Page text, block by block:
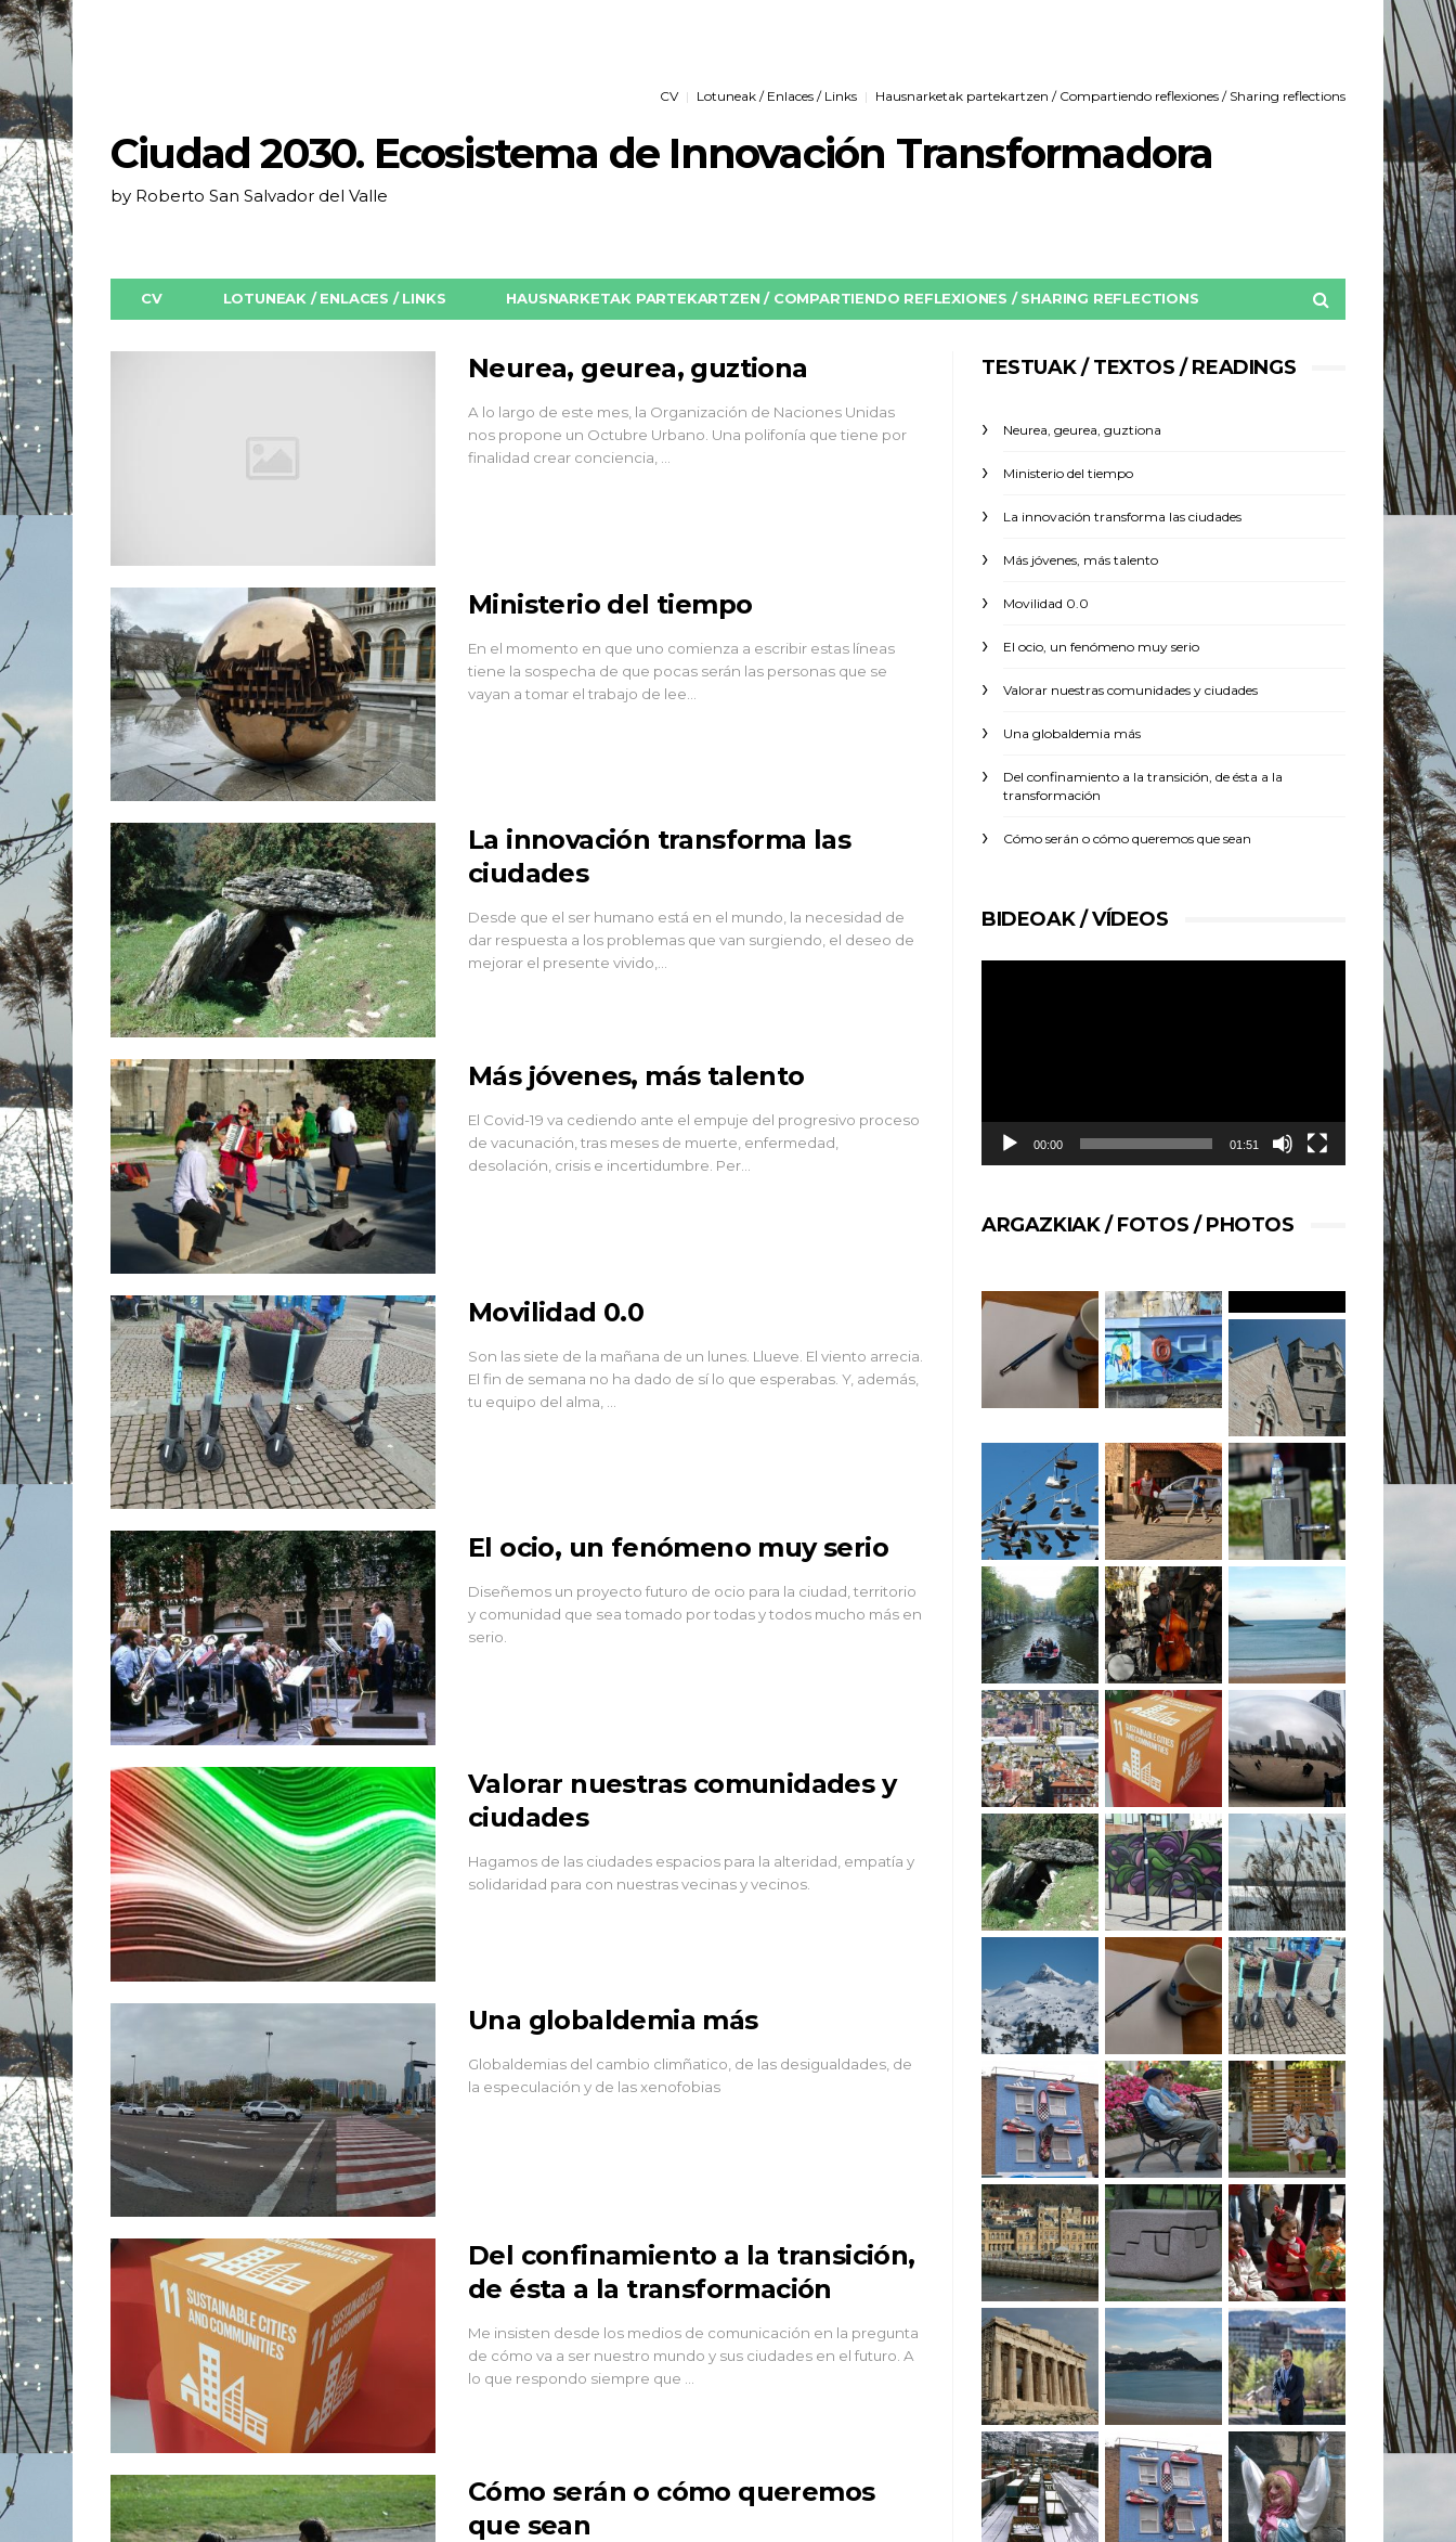
CV Lotuneak / Enlaces / Links Hausnarketak partekartzen / Compartiendo reflexiones / Sharing reflections
Ciudad 2030. Ecosistema de Innovación Transformadora
by Roberto San Salvador del Valle
CV LOTUNEAK / ENLACES / LINKS HAUSNARKETAK PARTEKARTZEN / COMPARTIENDO REFLEXIONES / SHARING REFLECTIONS
Neurea, geurea, guztiona
A lo largo de este mes, la Organización de Naciones Unidas
nos propone un Octubre Urbano. Una polifonía que tiene por
finalidad crear conciencia, …
Ministerio del tiempo
En el momento en que uno comienza a escribir estas líneas
tiene la sospecha de que pocas serán las personas que se
vayan a tomar el trabajo de lee…
La innovación transforma las
ciudades
Desde que el ser humano está en el mundo, la necesidad de
dar respuesta a los problemas que van surgiendo, el deseo de
mejorar el presente vivido,…
Más jóvenes, más talento
El Covid-19 va cediendo ante el empuje del progresivo proceso
de vacunación, tras meses de muerte, enfermedad,
desolación, crisis e incertidumbre. Per…
Movilidad 0.0
Son las siete de la mañana de un lunes. Llueve. El viento arrecia.
El fin de semana no ha dado de sí lo que esperabas. Y, además,
tu equipo del alma, …
El ocio, un fenómeno muy serio
Diseñemos un proyecto futuro de ocio para la ciudad, territorio
y comunidad que sea tomado por todas y todos mucho más en
serio.
Valorar nuestras comunidades y
ciudades
Hagamos de las ciudades espacios para la alteridad, empatía y
solidaridad para con nuestras vecinas y vecinos.
Una globaldemia más
Globaldemias del cambio climñatico, de las desigualdades, de
la especulación y de las xenofobias
Del confinamiento a la transición,
de ésta a la transformación
Me insisten desde los medios de comunicación en la pregunta
de cómo va a ser nuestro mundo y sus ciudades en el futuro. A
lo que respondo siempre que …
Cómo serán o cómo queremos
que sean
TESTUAK / TEXTOS / READINGS
Neurea, geurea, guztiona
Ministerio del tiempo
La innovación transforma las ciudades
Más jóvenes, más talento
Movilidad 0.0
El ocio, un fenómeno muy serio
Valorar nuestras comunidades y ciudades
Una globaldemia más
Del confinamiento a la transición, de ésta a la
transformación
Cómo serán o cómo queremos que sean
BIDEOAK / VÍDEOS
00:00 01:51
ARGAZKIAK / FOTOS / PHOTOS